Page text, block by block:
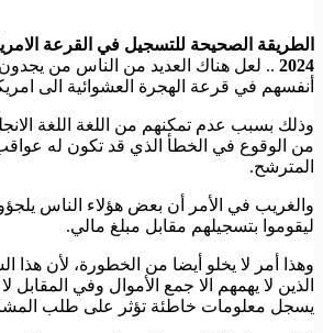
الطريقة الصحيحة للتسجيل في القرعة
2024 .. لعل هناك العديد من الناس من
أنفسهم في قرعة الهجرة العشوائية الى
وذلك بسبب عدم تمكنهم من اللغة اللغة
من الوقوع في الخطأ الذي قد تكون له
المترشح.
والغريب في الأمر أن بعض هؤلاء الناس
ليقوموا بتسجيلهم مقابل مبلغ مالي.
وهذا أمر لا يخلو أيضا من الخطورة، لأن
الذين لا يهمهم الا جمع الأموال وفي
يسجل معلومات خاطئة تؤثر على طلب